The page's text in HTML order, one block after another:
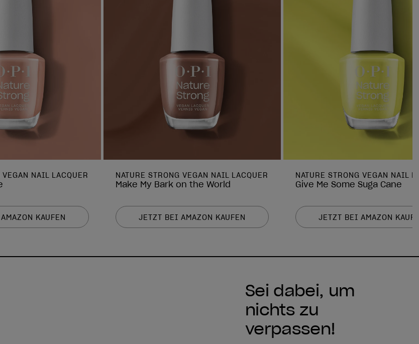
VEGAN NAIL LACQUER
KAUFEN
NATURE STRONG VEGAN NAIL LACQUER
Make My Bark on the World
JETZT BEI AMAZON KAUFEN
NATURE STRONG VEGAN NAIL
Give Me Some Suga Cane
JETZT BEI AMAZON
Sei dabei, um
nichts zu
verpassen!